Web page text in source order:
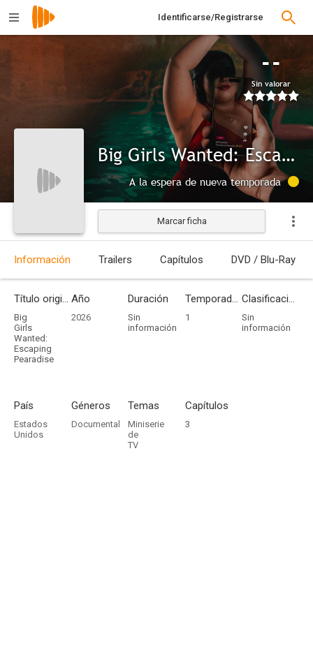
Identificarse/Registrarse
--
Sin valorar
Big Girls Wanted: Escaping Pearadise
A la espera de nueva temporada
Marcar ficha
Información Trailers Capítulos DVD / Blu-Ray
Título original
Big
Girls
Wanted:
Escaping
Pearadise
Año
2026
Duración
Sin
información
Temporadas
1
Clasificación por edades
Sin
información
País
Estados
Unidos
Géneros
Documental
Temas
Miniserie
de
TV
Capítulos
3